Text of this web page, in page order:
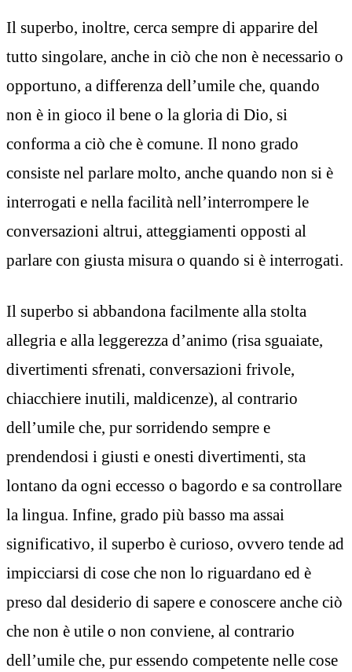
Il superbo, inoltre, cerca sempre di apparire del
tutto singolare, anche in ciò che non è necessario o
opportuno, a differenza dell’umile che, quando
non è in gioco il bene o la gloria di Dio, si
conforma a ciò che è comune. Il nono grado
consiste nel parlare molto, anche quando non si è
interrogati e nella facilità nell’interrompere le
conversazioni altrui, atteggiamenti opposti al
parlare con giusta misura o quando si è interrogati.
Il superbo si abbandona facilmente alla stolta
allegria e alla leggerezza d’animo (risa sguaiate,
divertimenti sfrenati, conversazioni frivole,
chiacchiere inutili, maldicenze), al contrario
dell’umile che, pur sorridendo sempre e
prendendosi i giusti e onesti divertimenti, sta
lontano da ogni eccesso o bagordo e sa controllare
la lingua. Infine, grado più basso ma assai
significativo, il superbo è curioso, ovvero tende ad
impicciarsi di cose che non lo riguardano ed è
preso dal desiderio di sapere e conoscere anche ciò
che non è utile o non conviene, al contrario
dell’umile che, pur essendo competente nelle cose